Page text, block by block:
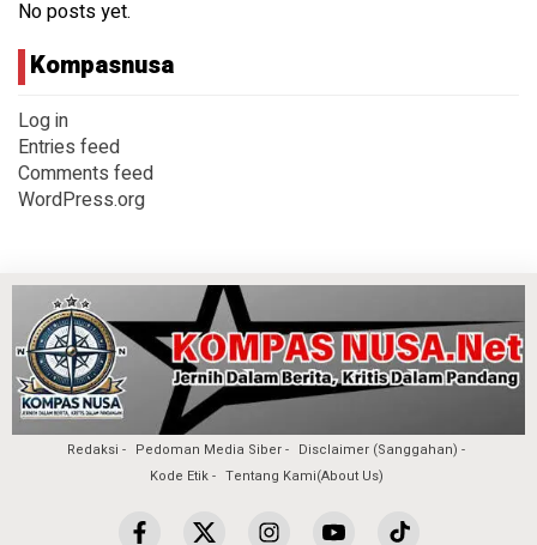
No posts yet.
Kompasnusa
Log in
Entries feed
Comments feed
WordPress.org
Redaksi Pedoman Media Siber
Disclaimer (Sanggahan)
Kode Etik
Tentang Kami(About Us)